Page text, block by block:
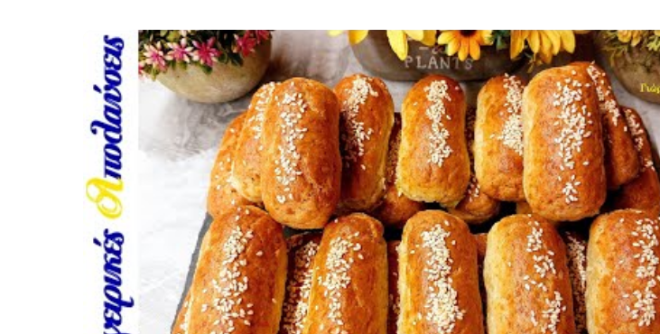
Κρέας
Ζυμαρικά
Πίτες και Ζύμες
Σαλάτες
Σνακ
Σούπες και Φαγητά
Κατσαρόλας
Χορτοφαγικές
Συνταγές Μελών
Κατσαρόλας
Χορτοφαγικές
Συνταγές Μελών